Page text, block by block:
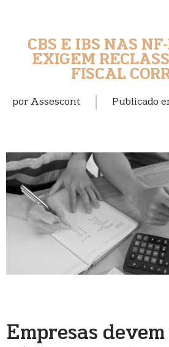
CBS E IBS NAS
EXIGEM
FISCAL
por Assescont Publicado
Empresas